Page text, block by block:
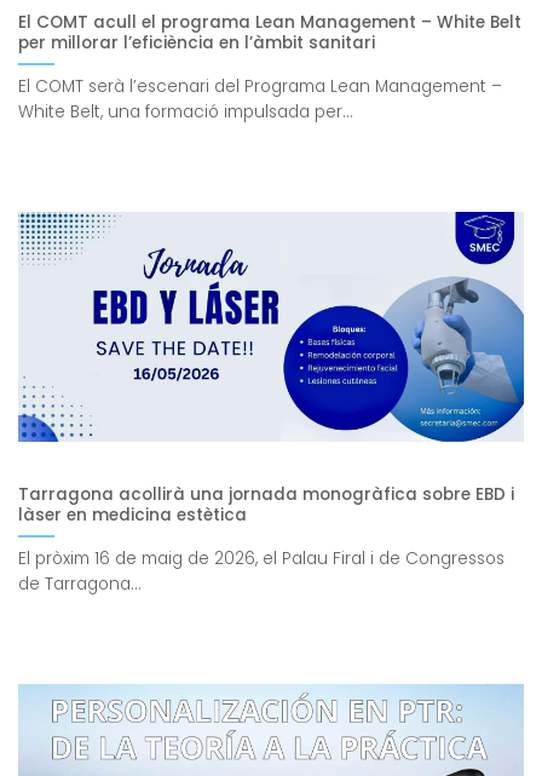
El COMT acull el programa Lean Management – White Belt
per millorar l’eficiència en l’àmbit sanitari
El COMT serà l’escenari del Programa Lean Management –
White Belt, una formació impulsada per...
Tarragona acollirà una jornada monogràfica sobre EBD i
làser en medicina estètica
El pròxim 16 de maig de 2026, el Palau Firal i de Congressos
de Tarragona...